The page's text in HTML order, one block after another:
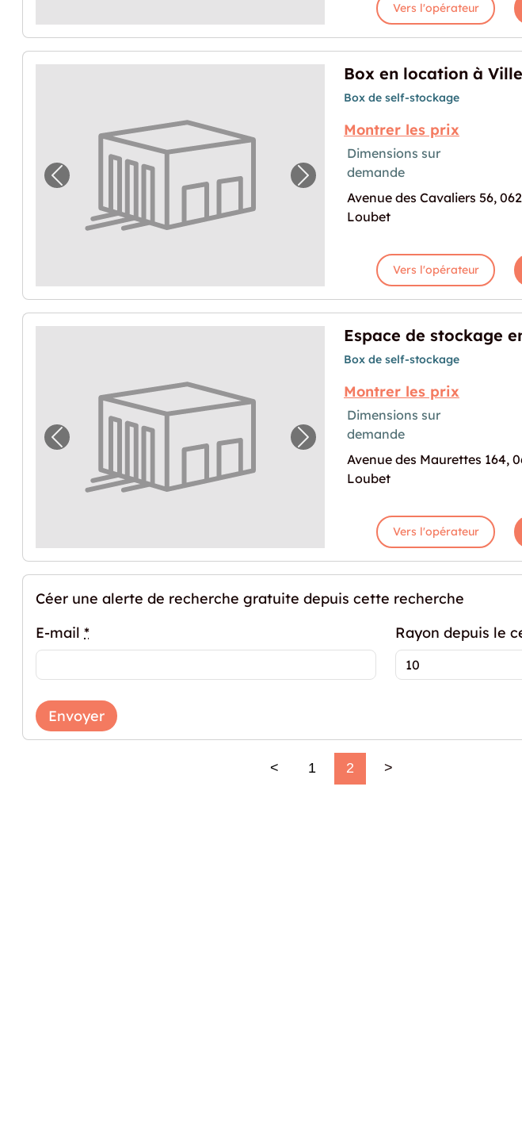
Vers l'opérateur
Image précédente pour "Box en location à Villeneuve-Loubet"
Image prochaine pour "Box en
Box de self-stockage
Montrer les prix
Dimensions sur
demande
Avenue des Cavaliers 56,
Loubet
Vers l'opérateur
Image précédente pour "Espace de stockage en location à
Image prochaine pour
Box de self-stockage
Montrer les prix
Dimensions sur
demande
Avenue des Maurettes 164,
Loubet
Vers l'opérateur
Céer une alerte de recherche gratuite depuis cette recherche
E-mail * Rayon depuis le
Envoyer
< 1 2 >